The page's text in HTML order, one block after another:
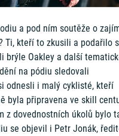
a pod ním soutěže o
Ti, kteří to zkusili a podařilo
brýle Oakley a další
na pódiu sledovali
odnesli i malý cyklisté, kteří
byla připravena ve skill
z dovednostních úkolů bylo
se objevil i Petr Jonák,